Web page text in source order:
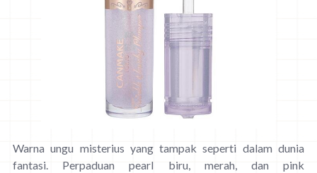
Warna ungu misterius yang tampak seperti dalam dunia
fantasi. Perpaduan pearl biru, merah, dan pink